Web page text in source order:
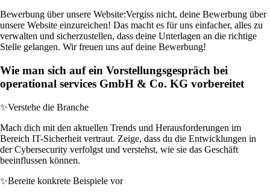
Bewerbung über unsere Website:Vergiss nicht, deine Bewerbung über
unsere Website einzureichen! Das macht es für uns einfacher, alles zu
verwalten und sicherzustellen, dass deine Unterlagen an die richtige
Stelle gelangen. Wir freuen uns auf deine Bewerbung!
Wie man sich auf ein Vorstellungsgespräch bei
operational services GmbH & Co. KG vorbereitet
✨Verstehe die Branche
Mach dich mit den aktuellen Trends und Herausforderungen im
Bereich IT-Sicherheit vertraut. Zeige, dass du die Entwicklungen in
der Cybersecurity verfolgst und verstehst, wie sie das Geschäft
beeinflussen können.
✨Bereite konkrete Beispiele vor